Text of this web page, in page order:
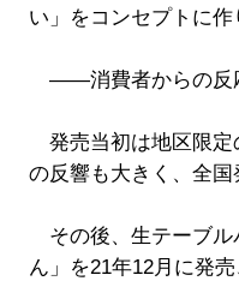
い」をコンセプトに作
――消費者からの反
発売当初は地区限定
の反響も大きく、全国
その後、生テーブル
ん」を21年12月に発